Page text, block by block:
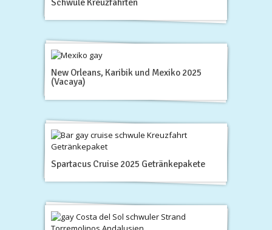
New Orleans, Karibik und Mexiko 2025
(Vacaya)
Spartacus Cruise 2025 Getränkepakete